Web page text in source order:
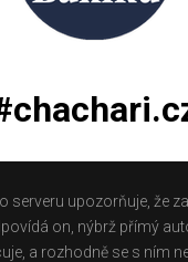
serveru upozorňuje, že
on, nýbrž přímý
a rozhodně se s ním